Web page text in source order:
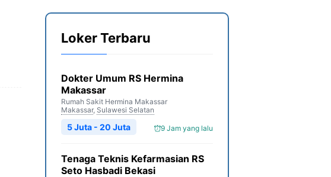
Loker Terbaru
Dokter Umum RS Hermina
Makassar
Rumah Sakit Hermina Makassar
Makassar, Sulawesi Selatan
9 Jam yang lalu
5 Juta - 20 Juta
Tenaga Teknis Kefarmasian RS
Seto Hasbadi Bekasi